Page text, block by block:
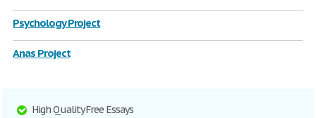
Psychology Project
Anas Project
High Quality Free Essays